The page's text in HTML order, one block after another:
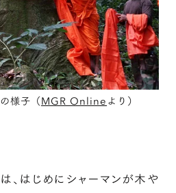
様子（MGR Onlineより）
、はじめにシャーマンが木や